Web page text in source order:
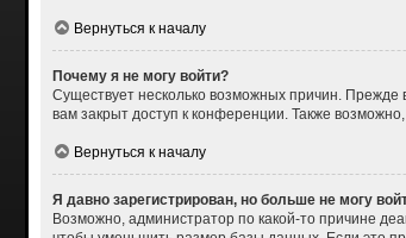
Вернуться к началу
Почему я не могу войти?
Существует несколько возможных причин. Прежде
вам закрыт доступ к конференции. Также
Вернуться к началу
Я давно зарегистрирован, но больше не могу
Возможно, администратор по какой-то причине